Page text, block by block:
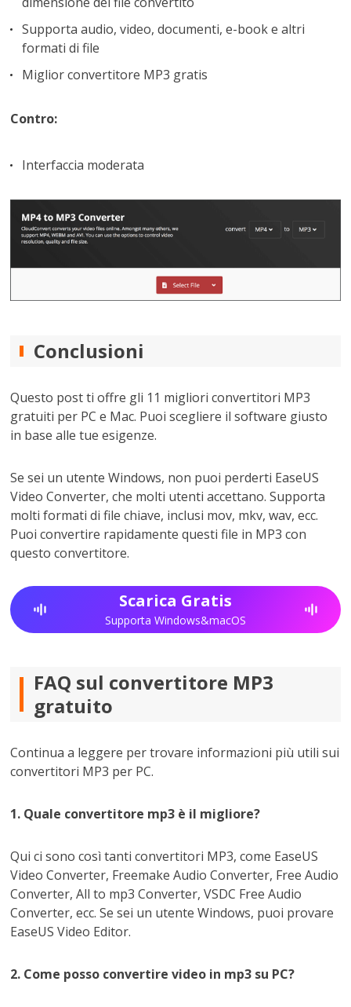
Supporta audio, video, documenti, e-book e altri
formati di file
Miglior convertitore MP3 gratis
Contro:
Interfaccia moderata
Conclusioni
Questo post ti offre gli 11 migliori convertitori MP3
gratuiti per PC e Mac. Puoi scegliere il software giusto
in base alle tue esigenze.
Se sei un utente Windows, non puoi perderti EaseUS
Video Converter, che molti utenti accettano. Supporta
molti formati di file chiave, inclusi mov, mkv, wav, ecc.
Puoi convertire rapidamente questi file in MP3 con
questo convertitore.
Scarica Gratis
Supporta Windows&macOS
FAQ sul convertitore MP3
gratuito
Continua a leggere per trovare informazioni più utili sui
convertitori MP3 per PC.
1. Quale convertitore mp3 è il migliore?
Qui ci sono così tanti convertitori MP3, come EaseUS
Video Converter, Freemake Audio Converter, Free Audio
Converter, All to mp3 Converter, VSDC Free Audio
Converter, ecc. Se sei un utente Windows, puoi provare
EaseUS Video Editor.
2. Come posso convertire video in mp3 su PC?